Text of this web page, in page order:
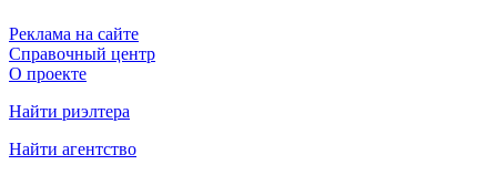
Реклама на сайте
Справочный центр
О проекте
Найти риэлтера
Найти агентство